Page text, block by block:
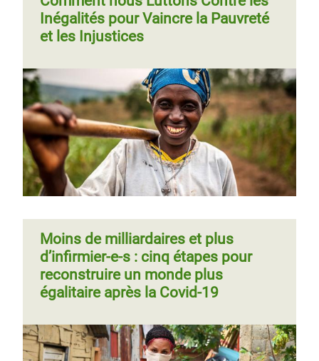
Inégalités pour Vaincre la Pauvreté
et les Injustices
Moins de milliardaires et plus
d’infirmier-e-s : cinq étapes pour
reconstruire un monde plus
égalitaire après la Covid-19